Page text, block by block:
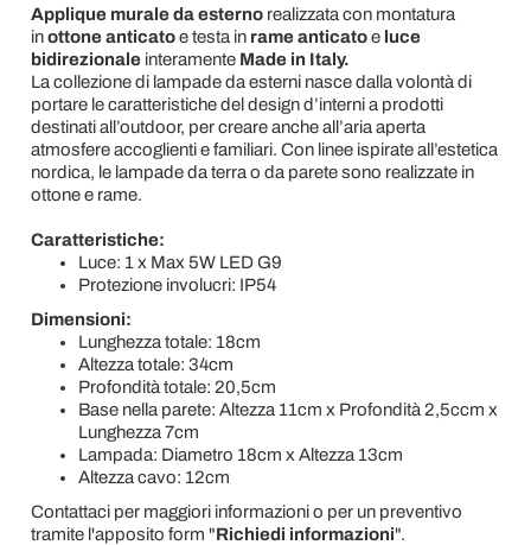
Applique murale da esterno realizzata con montatura
inottone anticatoe testa in rame anticato eluce
bidirezionale interamente Made in Italy.
La collezione di lampade da esterni nasce dalla volontà di
portare le caratteristiche del design d’interni a prodotti
destinati all’outdoor, per creare anche all’aria aperta
atmosfere accoglienti e familiari. Con linee ispirate all’estetica
nordica, le lampade da terra o da parete sono realizzate in
ottone e rame.
Caratteristiche:
Luce: 1 x Max 5W LED G9
Protezione involucri: IP54
Dimensioni:
Lunghezza totale: 18cm
Altezza totale: 34cm
Profondità totale: 20,5cm
Base nella parete: Altezza 11cm x Profondità 2,5ccm x
Lunghezza 7cm
Lampada: Diametro 18cm x Altezza 13cm
Altezza cavo: 12cm
Contattaci per maggiori informazioni o per un preventivo
tramite l'apposito form "Richiedi informazioni".